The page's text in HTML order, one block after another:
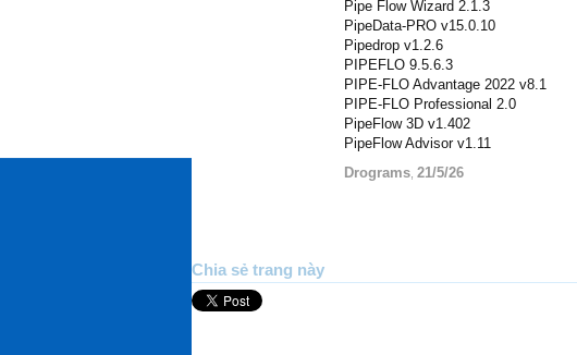
Pipe Flow Wizard 2.1.3
PipeData-PRO v15.0.10
Pipedrop v1.2.6
PIPEFLO 9.5.6.3
PIPE-FLO Advantage 2022 v8.1
PIPE-FLO Professional 2.0
PipeFlow 3D v1.402
PipeFlow Advisor v1.11
Drograms 21/5/26
Chia sẻ trang này